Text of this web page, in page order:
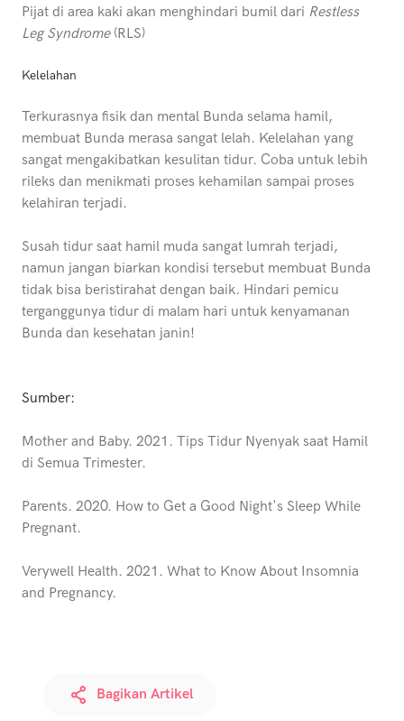
Pijat di area kaki akan menghindari bumil dari Restless
Leg Syndrome (RLS)
Kelelahan
Terkurasnya fisik dan mental Bunda selama hamil,
membuat Bunda merasa sangat lelah. Kelelahan yang
sangat mengakibatkan kesulitan tidur. Coba untuk lebih
rileks dan menikmati proses kehamilan sampai proses
kelahiran terjadi.
Susah tidur saat hamil muda sangat lumrah terjadi,
namun jangan biarkan kondisi tersebut membuat Bunda
tidak bisa beristirahat dengan baik. Hindari pemicu
terganggunya tidur di malam hari untuk kenyamanan
Bunda dan kesehatan janin!
Sumber:
Mother and Baby. 2021. Tips Tidur Nyenyak saat Hamil
di Semua Trimester.
Parents. 2020. How to Get a Good Night's Sleep While
Pregnant.
Verywell Health. 2021. What to Know About Insomnia
and Pregnancy.
Bagikan Artikel